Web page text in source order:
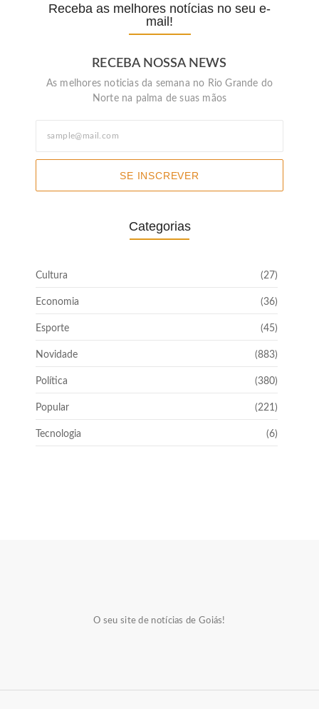
Receba as melhores notícias no seu e-
mail!
RECEBA NOSSA NEWS
As melhores noticias da semana no Rio Grande do
Norte na palma de suas mãos
SE INSCREVER
Categorias
Cultura (27)
Economia (36)
Esporte (45)
Novidade (883)
Política (380)
Popular (221)
Tecnologia (6)
O seu site de notícias de Goiás!